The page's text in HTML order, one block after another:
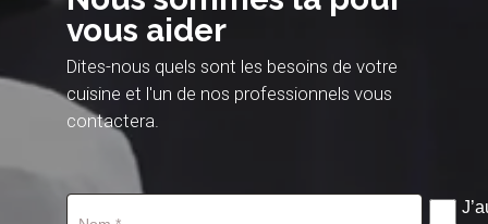
vous aider
Dites-nous quels sont les besoins de votre
cuisine et l'un de nos professionnels vous
contactera.